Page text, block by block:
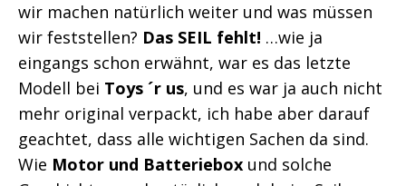
wir machen natürlich weiter und was müssen
wir feststellen? Das SEIL fehlt! …wie ja
eingangs schon erwähnt, war es das letzte
Modell bei Toys ´r us, und es war ja auch nicht
mehr original verpackt, ich habe aber darauf
geachtet, dass alle wichtigen Sachen da sind.
Wie Motor und Batteriebox und solche